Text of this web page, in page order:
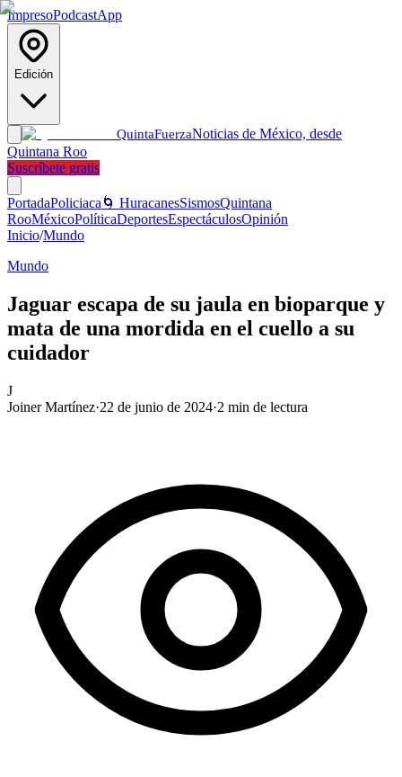
ImpresoPodcastApp
Edición
QuintaFuerzaNoticias de México, desde
Quintana Roo
Suscríbete gratis
PortadaPoliciaca 🌀 HuracanesSismosQuintana
RooMéxicoPolíticaDeportesEspectáculosOpinión
Inicio/Mundo
Mundo
Jaguar escapa de su jaula en bioparque y
mata de una mordida en el cuello a su
cuidador
J
Joiner Martínez·22 de junio de 2024·2 min de lectura